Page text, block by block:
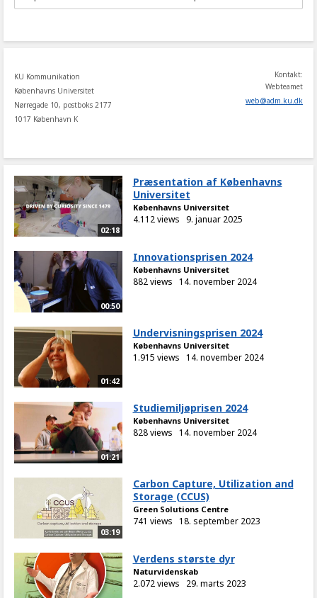
to
KU Kommunikation
Københavns Universitet
Nørregade 10, postboks 2177
1017 København K
Kontakt:
Webteamet
web@adm.ku.dk
02:18
Præsentation af Københavns
Universitet
Københavns Universitet
4.112 views 9. januar 2025
00:50
Innovationsprisen 2024
Københavns Universitet
882 views 14. november 2024
01:42
Undervisningsprisen 2024
Københavns Universitet
1.915 views 14. november 2024
01:21
Studiemiljøprisen 2024
Københavns Universitet
828 views 14. november 2024
03:19
Carbon Capture, Utilization and
Storage (CCUS)
Green Solutions Centre
741 views 18. september 2023
Verdens største dyr
Naturvidenskab
2.072 views 29. marts 2023